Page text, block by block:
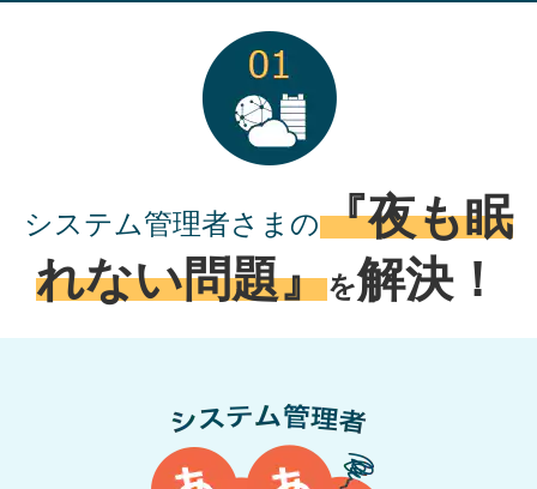
システム管理者さまの『夜も眠
れない問題』を解決！